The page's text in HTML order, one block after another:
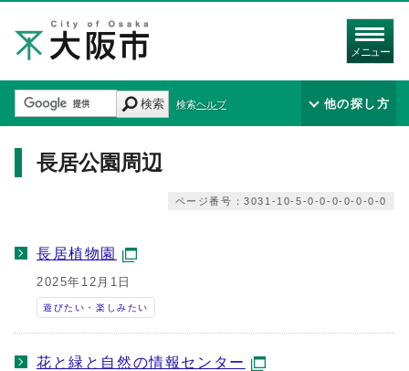
メニュー
検索 検索ヘルプ 他の探し方
長居公園周辺
ページ番号：3031-10-5-0-0-0-0-0-0-0
長居植物園
2025年12月1日
遊びたい・楽しみたい
花と緑と自然の情報センター